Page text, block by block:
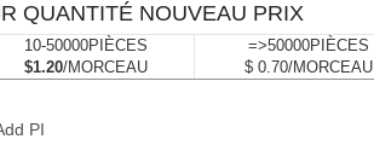
QUANTITÉ NOUVEAU PRIX
10-50000PIÈCES
$1.20/MORCEAU
=>50000PIÈCES
$ 0.70/MORCEAU
PI